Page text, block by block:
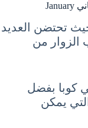
تحتضن العديد
الزوار من
كوبا بفضل
التي يمكن